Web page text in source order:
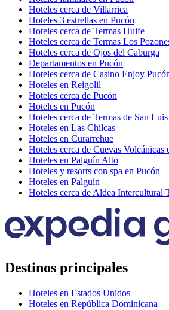
Hoteles cerca de Villarrica
Hoteles 3 estrellas en Pucón
Hoteles cerca de Termas Huife
Hoteles cerca de Termas Los
Hoteles cerca de Ojos del Caburga
Departamentos en Pucón
Hoteles cerca de Casino Enjoy
Hoteles en Reigolil
Hoteles cerca de Pucón
Hoteles en Pucón
Hoteles cerca de Termas de San Luis
Hoteles en Las Chilcas
Hoteles en Curarrehue
Hoteles cerca de Cuevas Volcánicas
Hoteles en Palguín Alto
Hoteles y resorts con spa en Pucón
Hoteles en Palguín
Hoteles cerca de Aldea Intercultural
Destinos principales
Hoteles en Estados Unidos
Hoteles en República Dominicana